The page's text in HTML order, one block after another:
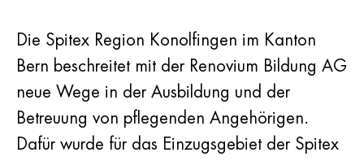
Die Spitex Region Konolfingen im Kanton
Bern beschreitet mit der Renovium Bildung AG
neue Wege in der Ausbildung und der
Betreuung von pflegenden Angehörigen.
Dafür wurde für das Einzugsgebiet der Spitex